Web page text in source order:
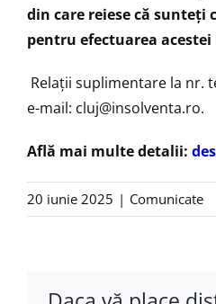
din care reiese că sunteţi
pentru efectuarea
Relaţii suplimentare la nr.
e-mail: cluj@insolventa.ro.
Află mai multe detalii:
20 iunie 2025 | Comunicate